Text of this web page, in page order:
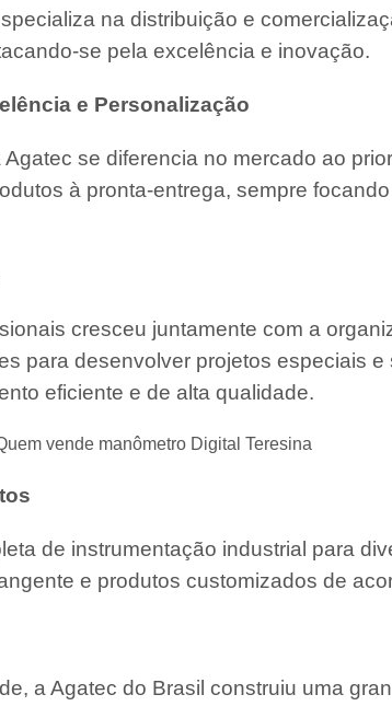
na distribuição e
se pela excelência e inovação.
e Personalização
se diferencia no mercado ao
à pronta-entrega, sempre
cresceu juntamente com a
para desenvolver projetos especiais
eficiente e de alta qualidade.
vende manômetro Digital Teresina
de instrumentação industrial para
e produtos customizados de
a Agatec do Brasil construiu uma